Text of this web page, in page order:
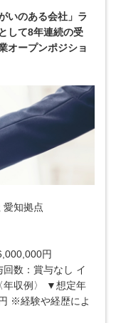
いのある会社」ラ
して8年連続の受
オープンポジショ
愛知拠点
円
数：賞与なし イ
年収例〉 ▼想定年
※経験や経歴によ